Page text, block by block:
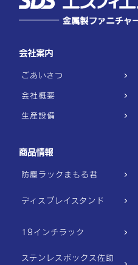
会社案内
ごあいさつ
会社概要
生産設備
商品情報
防塵ラックまもる君
ディスプレイスタンド
19インチラック
ステンレスボックス佐助